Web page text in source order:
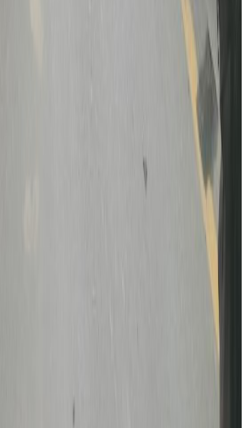
ब्रोड पिकमा हिमपहिरो: बेपत्तामध्ये २
आक्रमणमा नेपालीको मृत्यु, मध्यपूर्व
गुमाउने नेपालीको संख्या दुई
आफैंले गाडि चलाएर उद्घाटन